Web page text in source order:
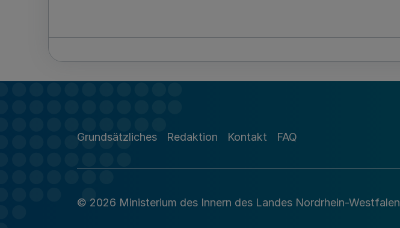
Grundsätzliches Redaktion Kontakt FAQ
© 2026 Ministerium des Innern des Landes Nordrhein-Westfalen